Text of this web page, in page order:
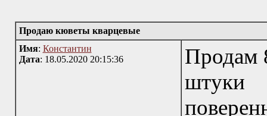
Продаю кюветы кварцевые
Имя: Константин
Дата: 18.05.2020 20:15:36
Продам
штуки